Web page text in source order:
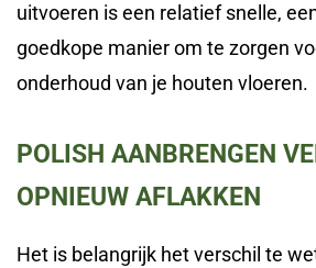
uitvoeren is een relatief snelle,
goedkope manier om te zorgen
onderhoud van je houten vloeren.
POLISH AANBRENGEN
OPNIEUW AFLAKKEN
Het is belangrijk het verschil te